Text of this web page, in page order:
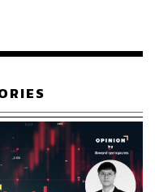
หุ้นไทย
โบรกเกอร์